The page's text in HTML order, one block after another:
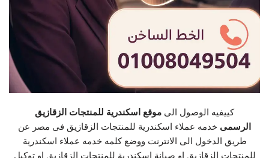
كييفيه الوصول الى موقع اسكندرية للمنتجات الزقازيق
الرسمى خدمه عملاء اسكندرية للمنتجات الزقازيق فى مصر عن
طريق الدخول الى الانترنت ووضع كلمه خدمه عملاء اسكندرية
للمنتجات الزقازيق او صيانة اسكندرية للمنتجات الزقازيق او توكيل